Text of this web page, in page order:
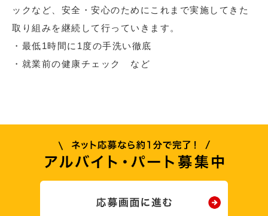
ックなど、安全・安心のためにこれまで実施してきた
取り組みを継続して行っていきます。
・最低1時間に1度の手洗い徹底
・就業前の健康チェック など